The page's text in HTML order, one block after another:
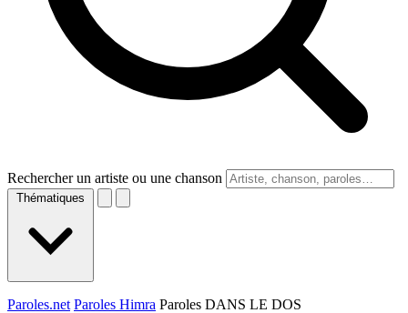
Rechercher un artiste ou une chanson
Thématiques
Paroles.net Paroles Himra Paroles DANS LE DOS